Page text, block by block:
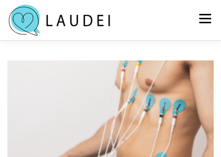
para
conteúdo
Menu
LOCALIZAÇÃO E CONTATO